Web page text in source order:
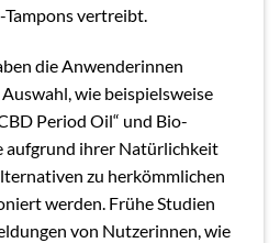
vertreibt.
die Anwenderinnen
wie beispielsweise
Period Oil“ und Bio-
aufgrund ihrer Natürlichkeit
zu herkömmlichen
werden. Frühe Studien
von Nutzerinnen, wie